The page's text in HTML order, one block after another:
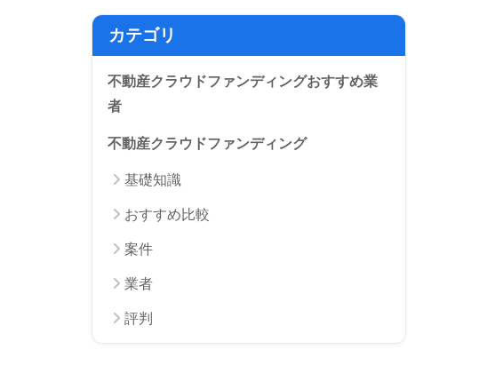
カテゴリ
不動産クラウドファンディングおすすめ業
者
不動産クラウドファンディング
基礎知識
おすすめ比較
案件
業者
評判